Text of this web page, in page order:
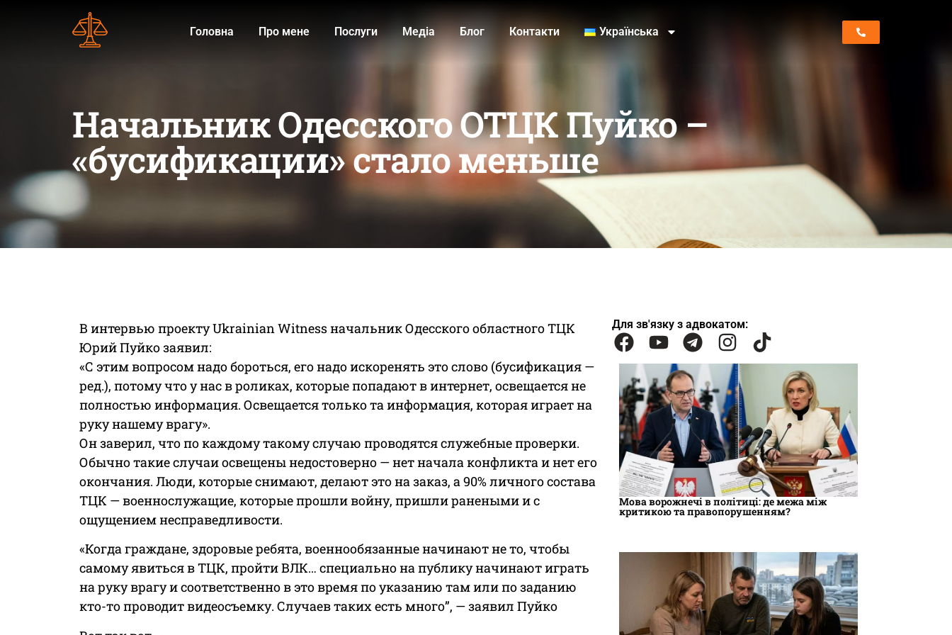
Головна Про мене Послуги Медiа Блог Контакти Українська
Начальник Одесского ОТЦК Пуйко –
«бусификации» стало меньше
В интервью проекту Ukrainian Witness начальник Одесского областного ТЦК
Юрий Пуйко заявил:
«С этим вопросом надо бороться, его надо искоренять это слово (бусификация —
ред.), потому что у нас в роликах, которые попадают в интернет, освещается не
полностью информация. Освещается только та информация, которая играет на
руку нашему врагу».
Он заверил, что по каждому такому случаю проводятся служебные проверки.
Обычно такие случаи освещены недостоверно — нет начала конфликта и нет его
окончания. Люди, которые снимают, делают это на заказ, а 90% личного состава
ТЦК — военнослужащие, которые прошли войну, пришли ранеными и с
ощущением несправедливости.
«Когда граждане, здоровые ребята, военнообязанные начинают не то, чтобы
самому явиться в ТЦК, пройти ВЛК… специально на публику начинают играть
на руку врагу и соответственно в это время по указанию там или по заданию
кто-то проводит видеосъемку. Случаев таких есть много”, — заявил Пуйко
Для зв'язку з адвокатом:
Мова ворожнечі в політиці: де межа між
критикою та правопорушенням?